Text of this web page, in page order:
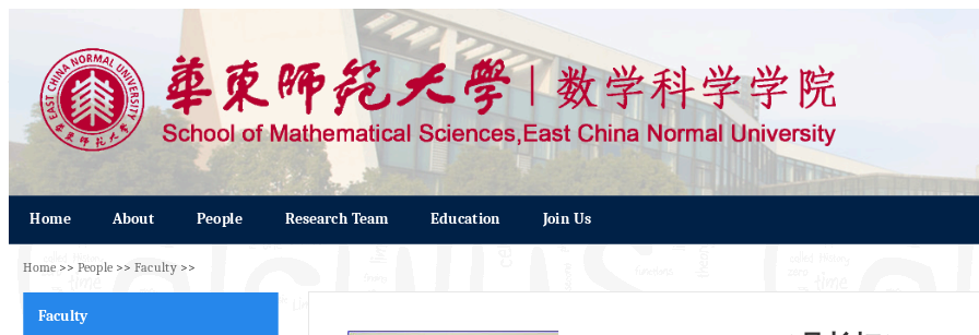
Home About People Research Team Education Join Us
Home >> People >> Faculty>>
Faculty